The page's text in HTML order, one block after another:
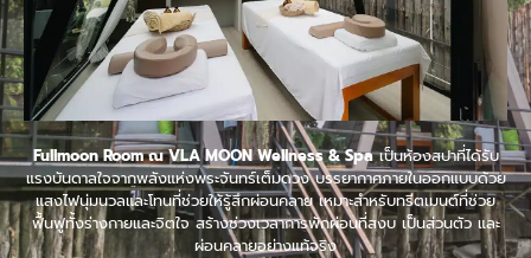
Fullmoon Room ณ VLA MOON Wellness & Spaเป็นห้องสปาที่ได้รับ
แรงบันดาลใจจากพลังแห่งพระจันทร์เต็มดวง บรรยากาศภายในออกแบบด้วย
แสงไฟนุ่มนวลและโทนที่ช่วยให้รู้สึกผ่อนคลาย เหมาะสำหรับทรีตเมนต์ที่ช่วย
ฟื้นฟูทั้งร่างกายและจิตใจ สร้างช่วงเวลาการพักผ่อนที่สงบ เป็นส่วนตัว และ
ผ่อนคลายอย่างแท้จริง